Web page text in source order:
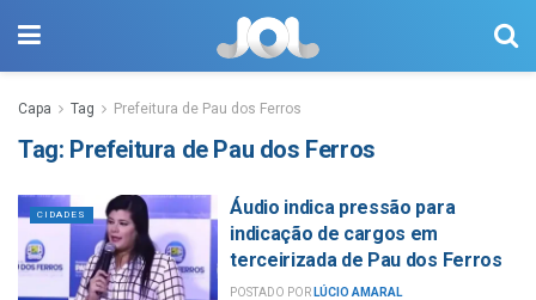
Capa Tag Prefeitura de Pau dos Ferros
Tag: Prefeitura de Pau dos Ferros
CIDADES
Áudio indica pressão para
indicação de cargos em
terceirizada de Pau dos Ferros
POSTADO POR LÚCIO AMARAL